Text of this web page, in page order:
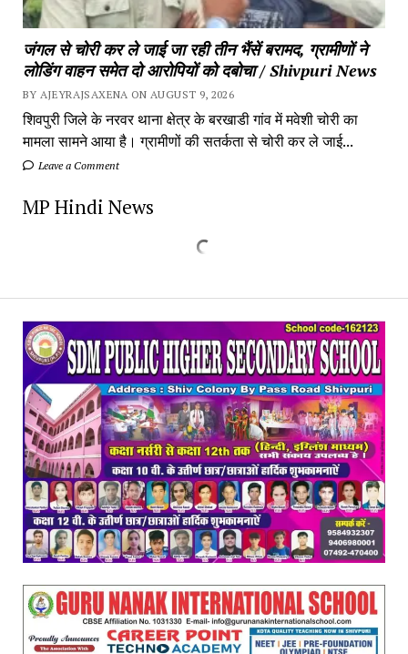
जंगल से चोरी कर ले जाई जा रही तीन भैंसें बरामद, ग्रामीणों ने
लोडिंग वाहन समेत दो आरोपियों को दबोचा / Shivpuri News
BY AJEYRAJSAXENA ON AUGUST 9, 2026
शिवपुरी जिले के नरवर थाना क्षेत्र के बरखाडी गांव में मवेशी चोरी का
मामला सामने आया है। ग्रामीणों की सतर्कता से चोरी कर ले जाई...
Leave a Comment
MP Hindi News